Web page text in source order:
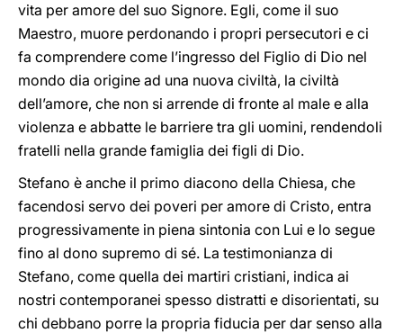
vita per amore del suo Signore. Egli, come il suo
Maestro, muore perdonando i propri persecutori e ci
fa comprendere come l’ingresso del Figlio di Dio nel
mondo dia origine ad una nuova civiltà, la civiltà
dell’amore, che non si arrende di fronte al male e alla
violenza e abbatte le barriere tra gli uomini, rendendoli
fratelli nella grande famiglia dei figli di Dio.
Stefano è anche il primo diacono della Chiesa, che
facendosi servo dei poveri per amore di Cristo, entra
progressivamente in piena sintonia con Lui e lo segue
fino al dono supremo di sé. La testimonianza di
Stefano, come quella dei martiri cristiani, indica ai
nostri contemporanei spesso distratti e disorientati, su
chi debbano porre la propria fiducia per dar senso alla